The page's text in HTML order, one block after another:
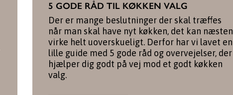
5 GODE RÅD TIL KØKKEN VALG
Der er mange beslutninger der skal træffes
når man skal have nyt køkken, det kan næsten
virke helt uoverskueligt. Derfor har vi lavet en
lille guide med 5 gode råd og overvejelser, der
hjælper dig godt på vej mod et godt køkken
valg.